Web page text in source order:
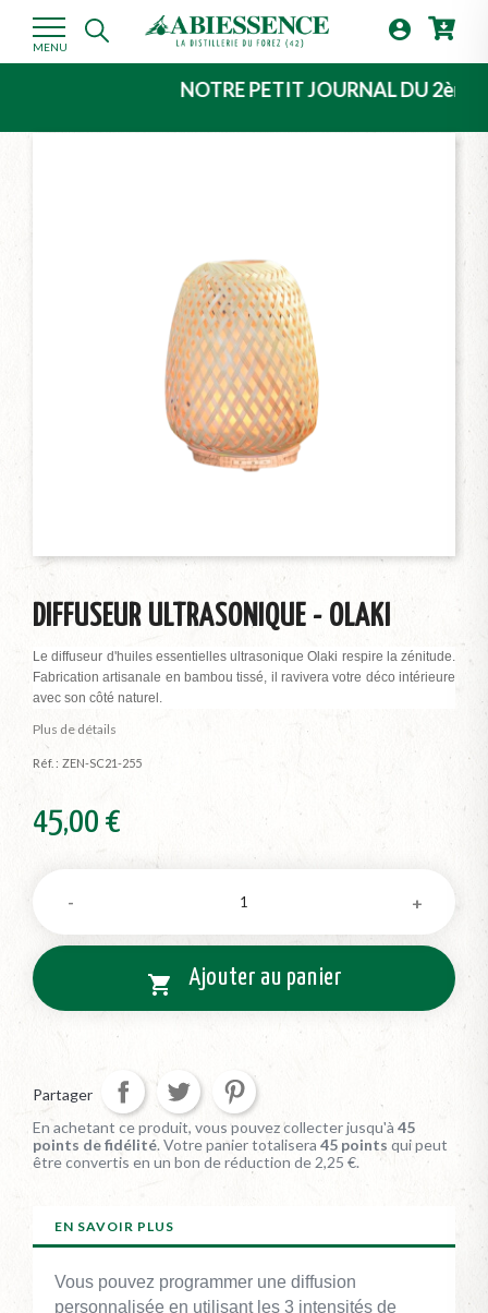
MENU

NOTRE PETIT JOURNAL DU 2ème
DIFFUSEUR ULTRASONIQUE - OLAKI
Le diffuseur d'huiles essentielles ultrasonique Olaki respire la zénitude.
Fabrication artisanale en bambou tissé, il ravivera votre déco intérieure
avec son côté naturel.
Plus de détails
Réf. : ZEN-SC21-255
45,00 €
 Ajouter au panier
Partager
En achetant ce produit, vous pouvez collecter jusqu'à 45
points de fidélité. Votre panier totalisera 45 points qui peut
être convertis en un bon de réduction de 2,25 €.
EN SAVOIR PLUS
Vous pouvez programmer une diffusion
personnalisée en utilisant les 3 intensités de